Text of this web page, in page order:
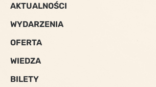
AKTUALNOŚCI
WYDARZENIA
OFERTA
WIEDZA
BILETY